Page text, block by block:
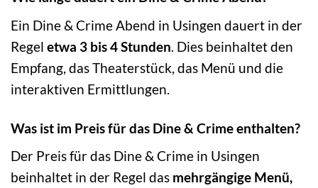
Ein Dine & Crime Abend in Usingen dauert in der
Regel etwa 3 bis 4 Stunden. Dies beinhaltet den
Empfang, das Theaterstück, das Menü und die
interaktiven Ermittlungen.
Was ist im Preis für das Dine & Crime enthalten?
Der Preis für das Dine & Crime in Usingen
beinhaltet in der Regel das mehrgängige Menü,